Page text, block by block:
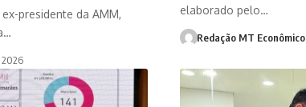
presidente da AMM,
2026
elaborado pelo…
Redação MT Econômico